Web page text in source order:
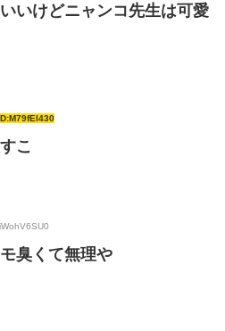
いけどニャンコ先生は可愛
こ
臭くて無理や